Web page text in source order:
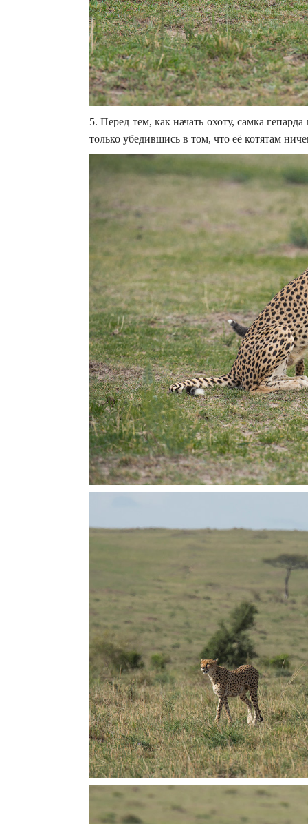
5. Перед тем, как начать охоту, самка
только убедившись в том, что её котятам